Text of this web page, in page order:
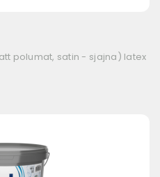
polumat, satin - sjajna) latex